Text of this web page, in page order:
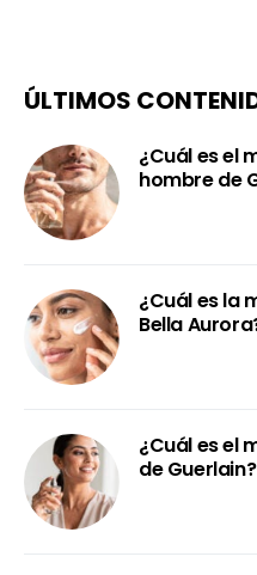
ÚLTIMOS
¿Cuál es el
hombre de
¿Cuál es la
Bella
¿Cuál es el
de Guerlain?